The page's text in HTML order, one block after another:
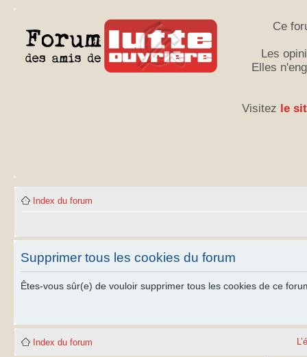
Ce
Les
Elles
Visitez le
Index du forum
Supprimer tous les cookies du forum
Êtes-vous sûr(e) de vouloir supprimer tous les cookies de ce
Index du forum